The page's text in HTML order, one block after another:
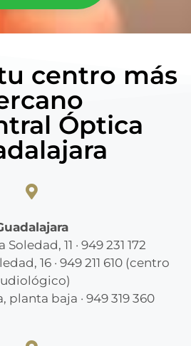
centro más
Óptica
11 · 949 231 172
16 · 949 211 610 (centro
planta baja · 949 319 360